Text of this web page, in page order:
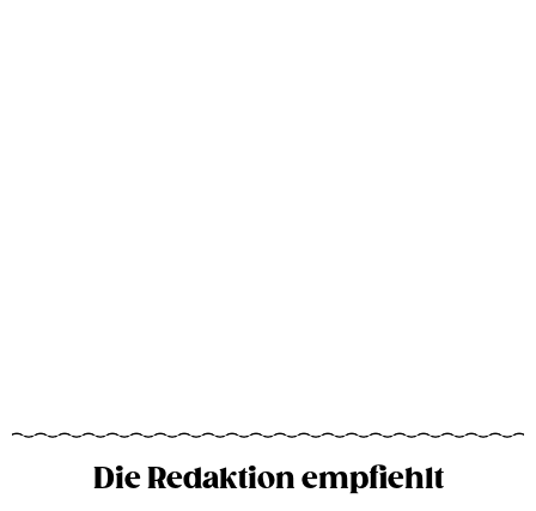
Die Redaktion empfiehlt